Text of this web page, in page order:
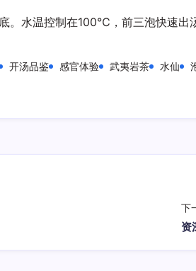
。水温控制在100℃，前三泡快速出
开汤品鉴 感官体验 武夷岩茶 水仙
下
资